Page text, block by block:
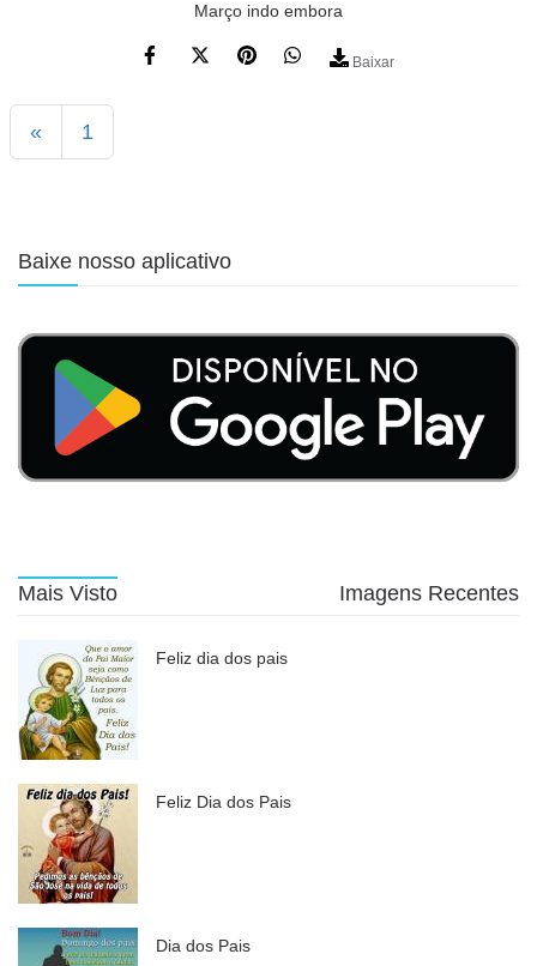
Março indo embora
Baixar
« 1
Baixe nosso aplicativo
Mais Visto Imagens Recentes
Feliz dia dos pais
Feliz Dia dos Pais
Dia dos Pais